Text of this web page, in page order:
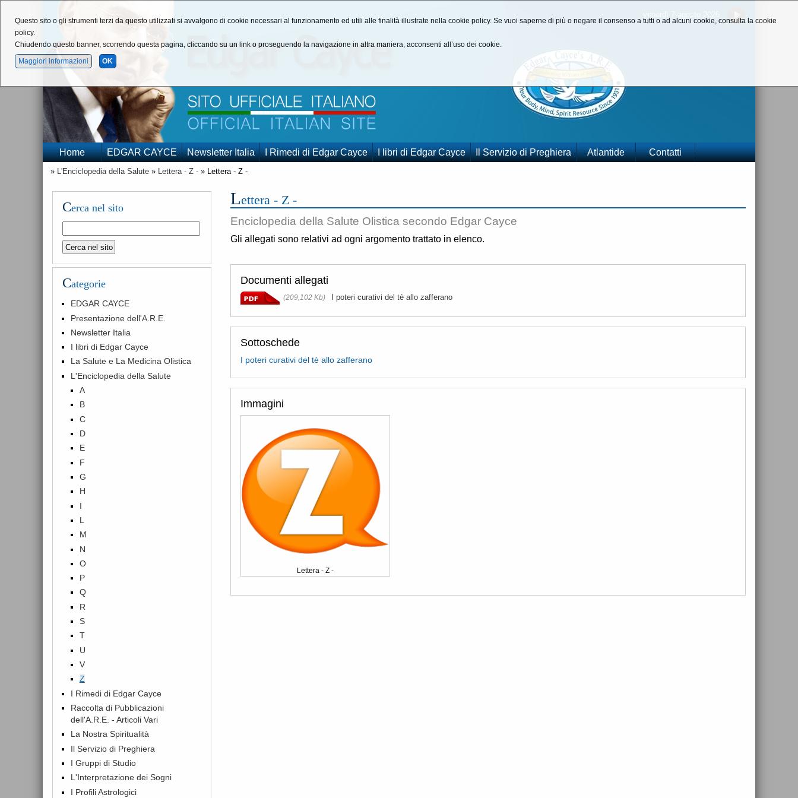
Home EDGAR CAYCE Newsletter Italia I Rimedi di Edgar Cayce I libri di Edgar Cayce Il Servizio di Preghiera Atlantide Contatti
» L'Enciclopedia della Salute » Lettera - Z - » Lettera - Z -
Lettera - Z -
Enciclopedia della Salute Olistica secondo Edgar Cayce
Gli allegati sono relativi ad ogni argomento trattato in elenco.
Documenti allegati
(209,102 Kb) I poteri curativi del tè allo zafferano
Sottoschede
I poteri curativi del tè allo zafferano
Immagini
Lettera - Z -
Cerca nel sito
Categorie
EDGAR CAYCE
Presentazione dell'A.R.E.
Newsletter Italia
I libri di Edgar Cayce
La Salute e La Medicina Olistica
L'Enciclopedia della Salute
A
B
C
D
E
F
G
H
I
L
M
N
O
P
Q
R
S
T
U
V
Z
I Rimedi di Edgar Cayce
Raccolta di Pubblicazioni
dell'A.R.E. - Articoli Vari
La Nostra Spiritualità
Il Servizio di Preghiera
I Gruppi di Studio
L'Interpretazione dei Sogni
I Profili Astrologici
Questo sito o gli strumenti terzi da questo utilizzati si avvalgono di cookie necessari al funzionamento ed utili alle finalità illustrate nella cookie policy. Se vuoi saperne di più o negare il consenso a tutti o ad alcuni cookie, consulta la cookie
policy.
Chiudendo questo banner, scorrendo questa pagina, cliccando su un link o proseguendo la navigazione in altra maniera, acconsenti all’uso dei cookie.
Maggiori informazioni
OK